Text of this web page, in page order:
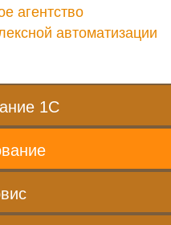
агентство
автоматизации
1С